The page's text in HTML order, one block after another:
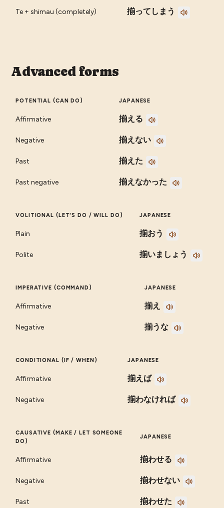
Te + shimau (completely) 揃ってしまう
Advanced forms
POTENTIAL (CAN DO) JAPANESE
Affirmative 揃える
Negative 揃えない
Past 揃えた
Past negative 揃えなかった
VOLITIONAL (LET'S DO / WILL DO) JAPANESE
Plain 揃おう
Polite 揃いましょう
IMPERATIVE (COMMAND) JAPANESE
Affirmative 揃え
Negative 揃うな
CONDITIONAL (IF / WHEN) JAPANESE
Affirmative 揃えば
Negative 揃わなければ
CAUSATIVE (MAKE / LET SOMEONE
DO)
JAPANESE
Affirmative 揃わせる
Negative 揃わせない
Past 揃わせた